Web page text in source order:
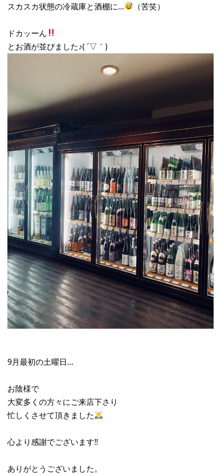
スカスカ状態の冷蔵庫と酒棚に…
（苦笑）
ドカッーん
とお酒が並びました♪( ´▽｀)
9月最初の土曜日…
お陰様で
大変多くの方々にご来店下さり
忙しくさせて頂きました
心より感謝でございます‼︎
ありがとうございました。